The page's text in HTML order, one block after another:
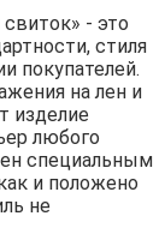
- это
стиля
покупателей.
на лен и
изделие
любого
специальным
и положено
не